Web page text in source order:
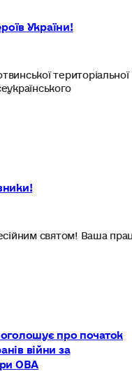
України!
територіальної
святом! Ваша
про початок
війни за
ОВА